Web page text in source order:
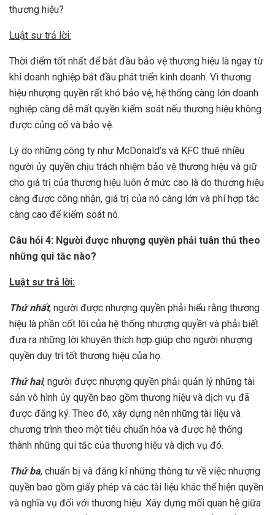
thương hiệu?
Luật sư trả lời:
Thời điểm tốt nhất để bắt đầu bảo vệ thương hiệu là ngay từ
khi doanh nghiệp bắt đầu phát triển kinh doanh. Vì thương
hiệu nhượng quyền rất khó bảo vệ, hệ thống càng lớn doanh
nghiệp càng dễ mất quyền kiểm soát nếu thương hiệu không
được củng cố và bảo vệ.
Lý do những công ty như McDonald’s và KFC thuê nhiều
người ủy quyền chịu trách nhiệm bảo vệ thương hiệu và giữ
cho giá trị của thương hiệu luôn ở mức cao là do thương hiệu
càng được công nhận, giá trị của nó càng lớn và phí hợp tác
càng cao để kiểm soát nó.
Câu hỏi 4: Người được nhượng quyền phải tuân thủ theo
những qui tắc nào?
Luật sư trả lời:
Thứ nhất, người được nhượng quyền phải hiểu rằng thương
hiệu là phần cốt lõi của hệ thống nhượng quyền và phải biết
đưa ra những lời khuyên thích hợp giúp cho người nhượng
quyền duy trì tốt thương hiệu của họ.
Thứ hai, người được nhượng quyền phải quản lý những tài
sản vô hình ủy quyền bao gồm thương hiệu và dịch vụ đã
được đăng ký. Theo đó, xây dựng nên những tài liệu và
chương trình theo một tiêu chuẩn hóa và được hệ thống
thành những qui tắc của thương hiệu và dịch vụ đó.
Thứ ba, chuẩn bị và đăng kí những thông tư về việc nhượng
quyền bao gồm giấy phép và các tài liệu khác thể hiện quyền
và nghĩa vụ đối với thương hiệu. Xây dựng mối quan hệ giữa